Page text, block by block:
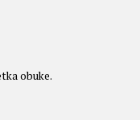
obuke.